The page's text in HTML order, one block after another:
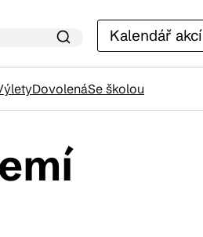
Kalendář akcí
DovolenáSe školou
akcí